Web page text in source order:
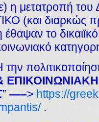
η μετατροπή
(και διαρκώς
έθαψαν το δικαιϊκό
” —–> https://
.